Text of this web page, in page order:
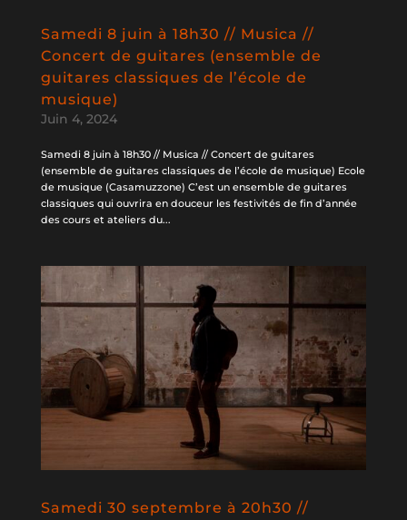
Samedi 8 juin à 18h30 // Musica //
Concert de guitares (ensemble de
guitares classiques de l’école de
musique)
Juin 4, 2024
Samedi 8 juin à 18h30 // Musica // Concert de guitares
(ensemble de guitares classiques de l’école de musique) Ecole
de musique (Casamuzzone) C’est un ensemble de guitares
classiques qui ouvrira en douceur les festivités de fin d’année
des cours et ateliers du...
Samedi 30 septembre à 20h30 //